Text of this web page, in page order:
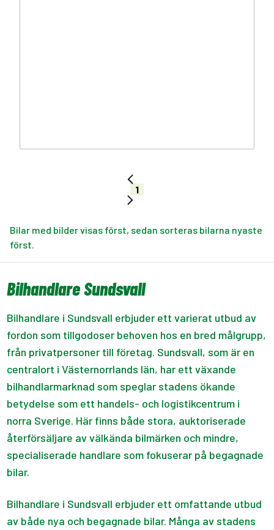
1
Bilar med bilder visas först, sedan sorteras bilarna nyaste
först.
Bilhandlare Sundsvall
Bilhandlare i Sundsvall erbjuder ett varierat utbud av
fordon som tillgodoser behoven hos en bred målgrupp,
från privatpersoner till företag. Sundsvall, som är en
centralort i Västernorrlands län, har ett växande
bilhandlarmarknad som speglar stadens ökande
betydelse som ett handels- och logistikcentrum i
norra Sverige. Här finns både stora, auktoriserade
återförsäljare av välkända bilmärken och mindre,
specialiserade handlare som fokuserar på begagnade
bilar.
Bilhandlare i Sundsvall erbjuder ett omfattande utbud
av både nya och begagnade bilar. Många av stadens